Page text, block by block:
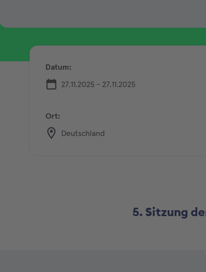
Datum:
27.11.2025 - 27.11.2025
Ort:
Deutschland
5. Sitzung